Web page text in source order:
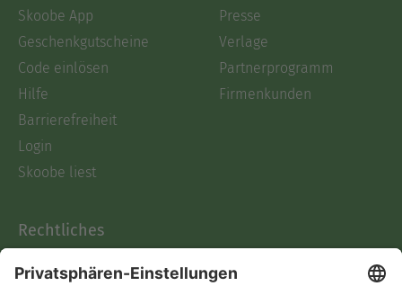
Skoobe App
Geschenkgutscheine
Code einlösen
Hilfe
Barrierefreiheit
Login
Skoobe liest
Presse
Verlage
Partnerprogramm
Firmenkunden
Rechtliches
AGB